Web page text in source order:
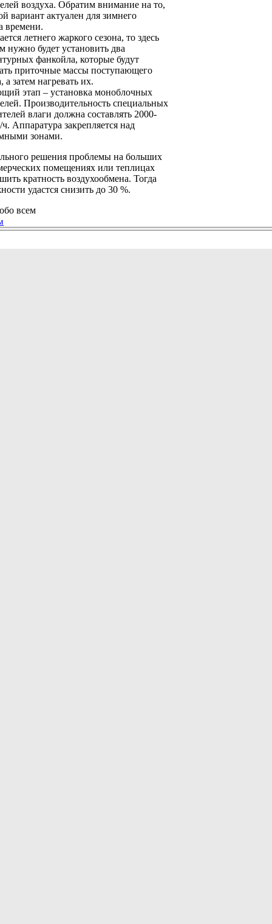
воздуха. Обратим внимание на то,
вариант актуален для зимнего
времени.
летнего жаркого сезона, то здесь
нужно будет установить два
фанкойла, которые будут
приточные массы поступающего
а затем нагревать их.
этап – установка моноблочных
Производительность специальных
влаги должна составлять 2000-
Аппаратура закрепляется над
зонами.
решения проблемы на больших
помещениях или теплицах
кратность воздухообмена. Тогда
удастся снизить до 30 %.
всем